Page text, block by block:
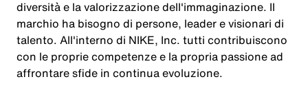
diversità e la valorizzazione dell'immaginazione. Il
marchio ha bisogno di persone, leader e visionari di
talento. All'interno di NIKE, Inc. tutti contribuiscono
con le proprie competenze e la propria passione ad
affrontare sfide in continua evoluzione.